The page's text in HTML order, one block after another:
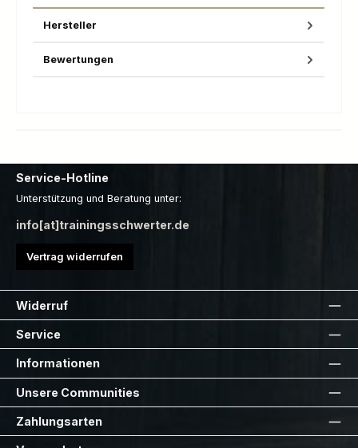
Hersteller
Bewertungen
Service-Hotline
Unterstützung und Beratung unter:
info[at]trainingsschwerter.de
Vertrag widerrufen
Widerruf
Service
Informationen
Unsere Communities
Zahlungsarten